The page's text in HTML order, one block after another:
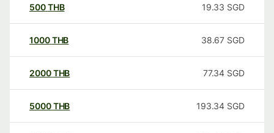
500THB 19.33 SGD
1000THB 38.67 SGD
2000THB 77.34 SGD
5000THB 193.34 SGD